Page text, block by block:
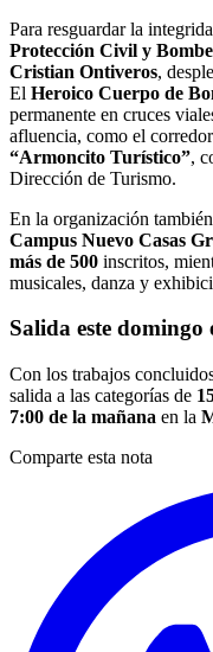
Para resguardar la
Protección Civil y
Cristian Ontiveros,
El Heroico Cuerpo de
permanente en cruces
afluencia, como el
“Armoncito Turístico”,
Dirección de Turismo.
En la organización
Campus Nuevo Casas
más de 500 inscritos,
musicales, danza y
Salida este
Con los trabajos
salida a las categorías de
7:00 de la mañana en la
Comparte esta nota